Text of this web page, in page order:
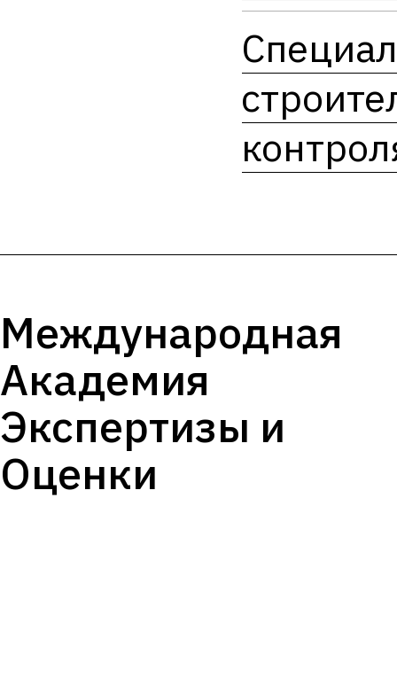
Международная
Академия
Экспертизы и
Оценки